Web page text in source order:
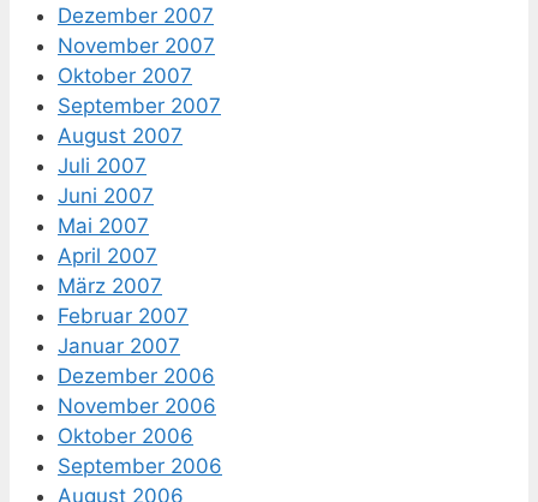
Dezember 2007
November 2007
Oktober 2007
September 2007
August 2007
Juli 2007
Juni 2007
Mai 2007
April 2007
März 2007
Februar 2007
Januar 2007
Dezember 2006
November 2006
Oktober 2006
September 2006
August 2006